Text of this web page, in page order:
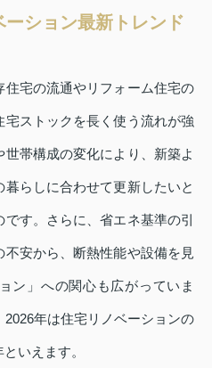
ション最新トレンド
宅の流通やリフォーム住宅の
ストックを長く使う流れが強
帯構成の変化により、新築よ
らしに合わせて更新したいと
す。さらに、省エネ基準の引
安から、断熱性能や設備を見
ン」への関心も広がっていま
年は住宅リノベーションの
いえます。